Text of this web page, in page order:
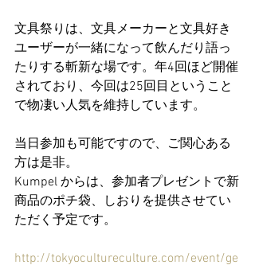
文具祭りは、文具メーカーと文具好き
ユーザーが一緒になって飲んだり語っ
たりする斬新な場です。年4回ほど開催
されており、今回は25回目ということ
で物凄い人気を維持しています。
当日参加も可能ですので、ご関心ある
方は是非。
Kumpel からは、参加者プレゼントで新
商品のポチ袋、しおりを提供させてい
ただく予定です。
http://tokyocultureculture.com/event/ge